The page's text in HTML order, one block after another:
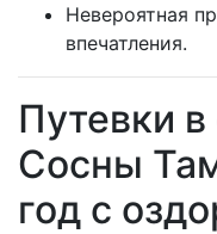
Невероятная
впечатления.
Путевки
Сосны
год с